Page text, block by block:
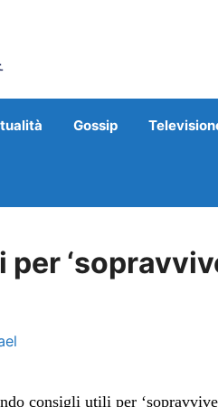
Gossip
consigli utili per